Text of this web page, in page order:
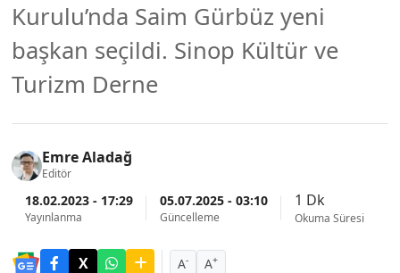
Kurulu’nda Saim Gürbüz yeni
başkan seçildi. Sinop Kültür ve
Turizm Derne
Emre Aladağ
Editör
18.02.2023 - 17:29
Yayınlanma
05.07.2025 - 03:10
Güncelleme
1 Dk
Okuma Süresi
A- A+